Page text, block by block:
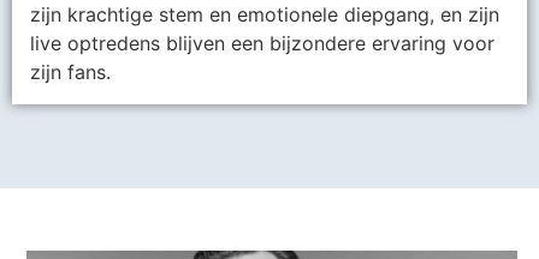
zijn krachtige stem en emotionele diepgang, en zijn
live optredens blijven een bijzondere ervaring voor
zijn fans.